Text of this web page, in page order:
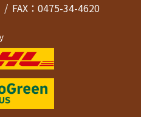
FAX：0475-34-4620